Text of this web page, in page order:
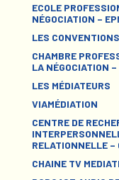
ECOLE
NÉGOCIATION –
LES
CHAMBRE
LA NÉGOCIATION –
LES MÉDIATEURS
VIAMÉDIATION
CENTRE DE
RELATIONNELLE –
CHAINE TV